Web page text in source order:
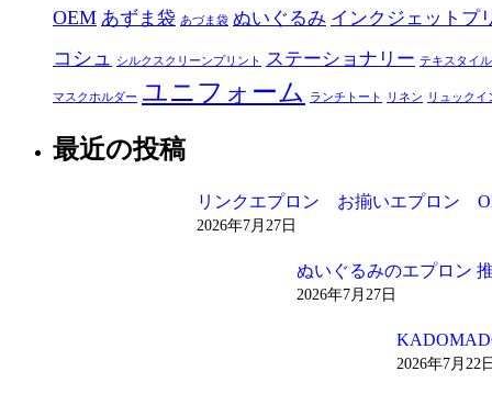
OEM あずま袋 あづま袋 ぬいぐるみ インクジェットプ
コシュ
シルクスクリーンプリント ステーショナリー テキスタイ
マスクホルダー ユニフォーム ランチトート リネン リュックイ
最近の投稿
リンクエプロン お揃いエプロン
2026年7月27日
ぬいぐるみのエプロン
2026年7月27日
2026年7月22